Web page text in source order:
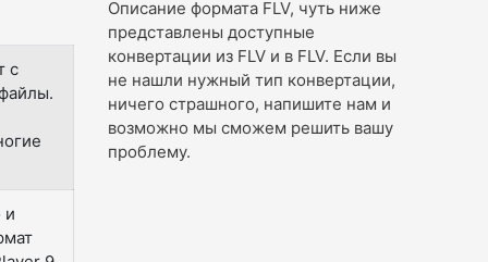
с
и
Описание формата FLV, чуть ниже
представлены доступные
конвертации из FLV и в FLV. Если вы
не нашли нужный тип конвертации,
ничего страшного, напишите нам и
возможно мы сможем решить вашу
проблему.